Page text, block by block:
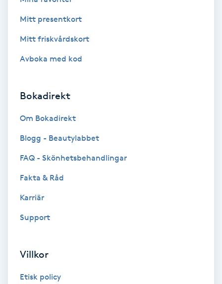
Katun fransar
Kinesisk medicin
Kiropraktik
Klippning
Klippning ungdom
Mitt presentkort
Mitt friskvårdskort
Avboka med kod
Bokadirekt
Om Bokadirekt
Blogg - Beautylabbet
FAQ - Skönhetsbehandlingar
Fakta & Råd
Karriär
Support
Villkor
Etisk policy